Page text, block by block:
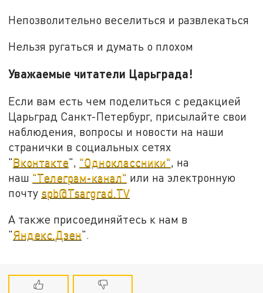
Непозволительно веселиться и развлекаться
Нельзя ругаться и думать о плохом
Уважаемые читатели Царьграда!
Если вам есть чем поделиться с редакцией
Царьград Санкт-Петербург, присылайте свои
наблюдения, вопросы и новости на наши
странички в социальных сетях
"Вконтакте", "Одноклассники" , на
наш "Телеграм-канал" или на электронную
почту spb@Tsargrad.TV
А также присоединяйтесь к нам в
"Яндекс.Дзен".